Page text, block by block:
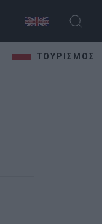
ΤΟΥΡΙΣΜΟΣ